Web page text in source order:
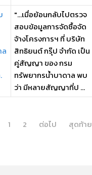
"...เมื่อย้อนกลับไปตรวจ
สอบข้อมูลการจัดซื้อจัด
จ้างโครงการฯ ที่ บริษัท
สิทธิยนต์ กรุ๊ป จำกัด เป็น
คู่สัญญา ของ กรม
ทรัพยากรน้ำบาดาล พบ
ว่า มีหลายสัญญาที่ป ...
1 2 ต่อไป สุดท้าย